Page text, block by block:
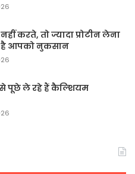
करते, तो ज्यादा प्रोटीन लेना
है आपको नुकसान
से पूछे ले रहे हैं कैल्शियम